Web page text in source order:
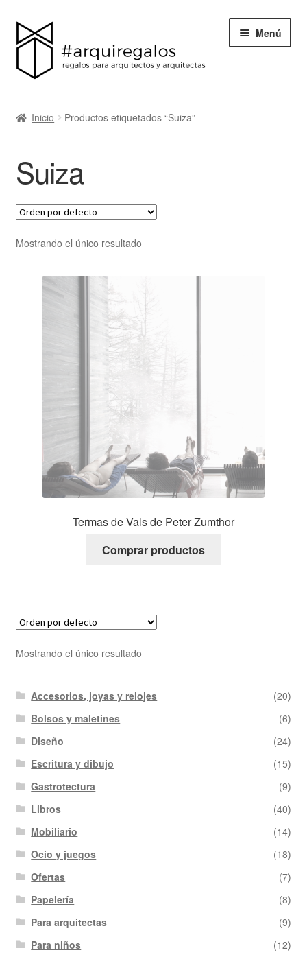
Menú
BLACK FRIDAY
Blog
Acerca de ArquiRegalos
Contacta
Inicio Productos etiquetados “Suiza”
Suiza
Mostrando el único resultado
Termas de Vals de Peter Zumthor
Comprar productos
Mostrando el único resultado
Accesorios, joyas y relojes
(20)
Bolsos y maletines
(6)
Diseño
(24)
Escritura y dibujo
(15)
Gastrotectura
(9)
Libros
(40)
Mobiliario
(14)
Ocio y juegos
(18)
Ofertas
(7)
Papelería
(8)
Para arquitectas
(9)
Para niños
(12)